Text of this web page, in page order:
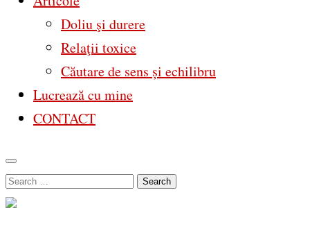
Doliu şi durere
Relaţii toxice
Căutare de sens și echilibru
Lucrează cu mine
CONTACT
Skip
to
Search
for: